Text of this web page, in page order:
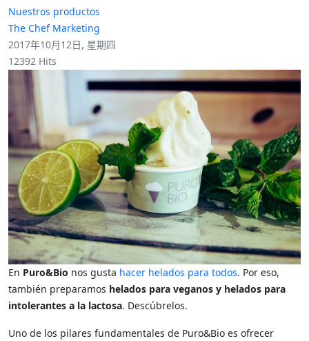
Nuestros productos
The Chef Marketing
2017年10月12日, 星期四
12392 Hits
En Puro&Bio nos gusta hacer helados para todos. Por eso,
también preparamos helados para veganos y helados para
intolerantes a la lactosa. Descúbrelos.
Uno de los pilares fundamentales de Puro&Bio es ofrecer